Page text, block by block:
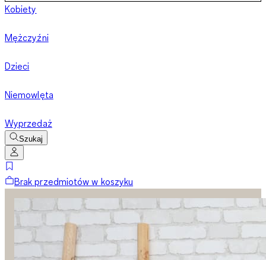
Kobiety
Mężczyźni
Dzieci
Niemowlęta
Wyprzedaż
Szukaj
Brak przedmiotów w koszyku